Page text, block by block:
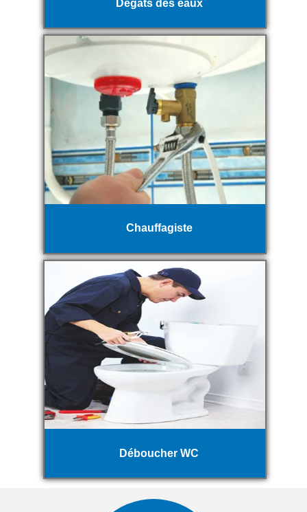
Dégats des eaux
Chauffagiste
Déboucher WC